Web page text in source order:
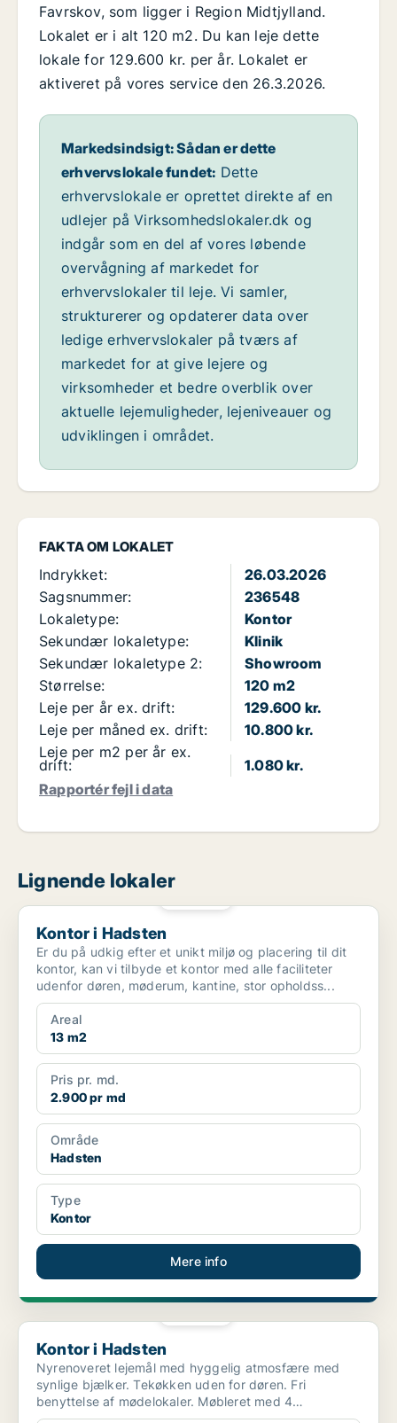
FAKTA OM LOKALET
Indrykket:
26.03.2026
Sagsnummer:
236548
Lokaletype:
Kontor
Sekundær lokaletype:
Klinik
Sekundær lokaletype 2:
Showroom
Størrelse:
120 m2
Leje per år ex. drift:
129.600 kr.
Leje per måned ex. drift:
10.800 kr.
Leje per m2 per år ex.
drift:
1.080 kr.
Rapportér fejl i data
Favrskov, som ligger i Region Midtjylland.
Lokalet er i alt 120 m2. Du kan leje dette
lokale for 129.600 kr. per år. Lokalet er
aktiveret på vores service den 26.3.2026.
Markedsindsigt: Sådan er dette
erhvervslokale fundet: Dette
erhvervslokale er oprettet direkte af en
udlejer på Virksomhedslokaler.dk og
indgår som en del af vores løbende
overvågning af markedet for
erhvervslokaler til leje. Vi samler,
strukturerer og opdaterer data over
ledige erhvervslokaler på tværs af
markedet for at give lejere og
virksomheder et bedre overblik over
aktuelle lejemuligheder, lejeniveauer og
udviklingen i området.
Lignende lokaler
Kontor i Hadsten
Kontor i Hadsten
Er du på udkig efter et unikt miljø og placering til dit
kontor, kan vi tilbyde et kontor med alle faciliteter
udenfor døren, møderum, kantine, stor opholdss...
Areal
13 m2
Pris pr. md.
2.900 pr md
Område
Hadsten
Type
Kontor
Mere info
Kontor i Hadsten
Kontor i Hadsten
Nyrenoveret lejemål med hyggelig atmosfære med
synlige bjælker. Tekøkken uden for døren. Fri
benyttelse af mødelokaler. Møbleret med 4
kontorpladser m.v. Fæl...